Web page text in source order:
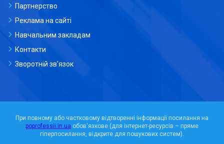
Партнерство
Реклама на сайті
Навчальним закладам
Контакти
Зворотній зв'язок
При повному або частковому відтворенні інформації посилання на
poprofessii.in.ua обов'язкове (для інтернет-ресурсів – пряме
гіперпосилання, відкрите для пошукових систем).